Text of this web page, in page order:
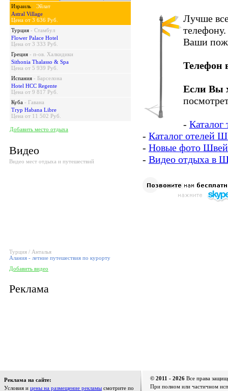
Израиль - Эйлат
Astral Village
Цена от 3 636 Руб.
Турция - Стамбул
Flower Palace Hotel
Цена от 3 333 Руб.
Греция - п-ов. Халкидики
Sithonia Thalasso & Spa
Цена от 5 939 Руб.
Испания - Барселона
Hotel HCC Regente
Цена от 9 817 Руб.
Куба - Гавана
Tryp Habana Libre
Цена от 11 502 Руб.
Добавить место отдыха
Видео
Видео мест отдыха и путешествий
Турция / Анталья
Алания - летние путешествия по курорту
Добавить видео
Реклама
Лучше
Ваши
Телефон
Если Вы
-
- Каталог отелей
- Новые фото
- Видео отдыха в
Реклама на сайте:
Условия и цены на размещение рекламы смотрите по
© 2011 - 2026 Все права
При полном или частичном